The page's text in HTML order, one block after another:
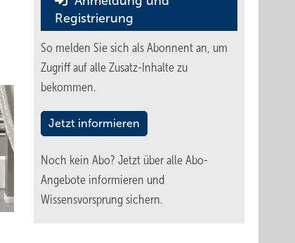
Registrierung
So melden Sie sich als Abonnent an, um
Zugriff auf alle Zusatz-Inhalte zu
bekommen.
Jetzt informieren
Noch kein Abo? Jetzt über alle Abo-
Angebote informieren und
Wissensvorsprung sichern.